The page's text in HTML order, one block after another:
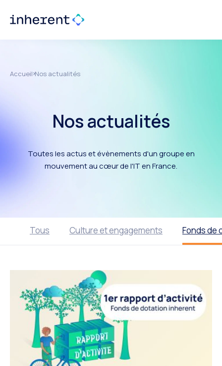
Accueil Nos actualités
Nos actualités
Toutes les actus et évènements d'un groupe en
mouvement au cœur de l'IT en France.
Tous Culture et engagements Fonds de